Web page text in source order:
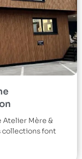
Atelier Mère &
collections font